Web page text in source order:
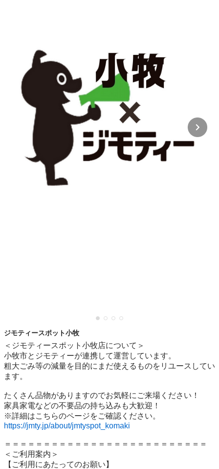
ジモティースポット小牧
＜ジモティースポット小牧店について＞
小牧市とジモティーが連携して運営しています。
粗⼤ごみ等の減量を⽬的にまだ使えるものをリユースしてい
ます。
たくさん品物がありますのでお気軽にご来場ください！
家具家電などの不要品の持ち込みも大歓迎！
https://jmty.jp/about/jmtyspot_komaki
＝＝＝＝＝＝＝＝＝＝＝＝＝＝＝＝＝＝＝＝＝＝＝＝＝＝
＜ご利用案内＞
【ご利用にあたってのお願い】